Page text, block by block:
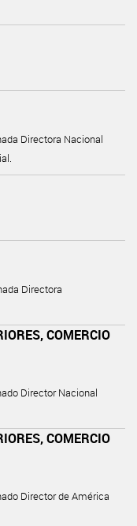
Directora Nacional
Directora
COMERCIO
Director Nacional
COMERCIO
Director de América